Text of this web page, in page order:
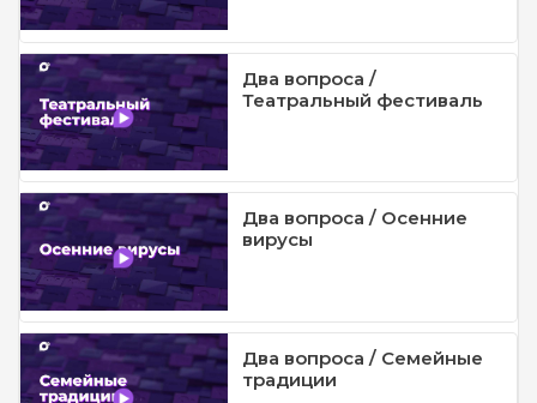
Два вопроса /
Театральный фестиваль
Два вопроса / Осенние
вирусы
Два вопроса / Семейные
традиции